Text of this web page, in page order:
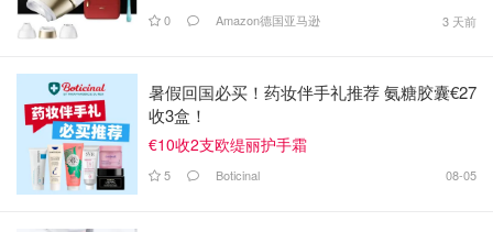
0 Amazon德国亚马逊 3 天前
暑假回国必买！药妆伴手礼推荐 氨糖胶囊€27
收3盒！
€10收2支欧缇丽护手霜
5 Boticinal 08-05